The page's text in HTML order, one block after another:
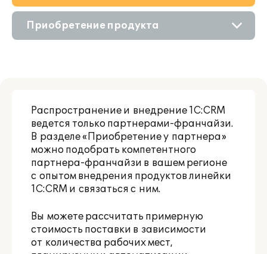
О решении
Материалы
Обучение
Партнерам
Приобретение продукта
Аренда продукта
Распространение и внедрение 1С:CRM
ведется только партнерами-франчайзи.
В разделе «Приобретение у партнера»
можно подобрать компетентного
партнера-франчайзи в вашем регионе
с опытом внедрения продуктов линейки
1С:CRM и связаться с ним.
Вы можете рассчитать примерную
стоимость поставки в зависимости
от количества рабочих мест,